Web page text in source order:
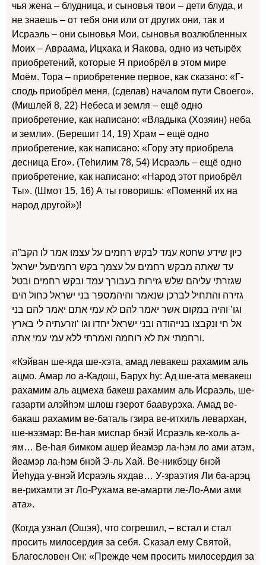
чья жена – блудница, и сыновья твои – дети блуда, и
не знаешь – от тебя они или от других они, так и
Исраэль – они сыновья Мои, сыновья возлюбленных
Моих – Авраама, Ицхака и Яакова, одно из четырёх
приобретений, которые Я приобрёл в этом мире
Моём. Тора – приобретение первое, как сказано: «Г-
сподь приобрёл меня, (сделав) началом пути Своего».
(Мишлей 8, 22) Небеса и земля – ещё одно
приобретение, как написано: «Владыка (Хозяин) неба
и земли». (Берешит 14, 19) Храм – ещё одно
приобретение, как написано: «Гору эту приобрела
десница Его». (Теhилим 78, 54) Исраэль – ещё одно
приобретение, как написано: «Народ этот приобрёл
Ты». (Шмот 15, 16) А ты говоришь: «Поменяй их на
народ другой»)!
כיון שידע שחטא עמד לבקש רחמים על עצמו אמר לו הקב”ה
עד שאתה מבקש רחמים על עצמך בקש רחמיםעל ישראל
שגזרתי עליהם שלש גזירות בעבורך עמד ובקש רחמים ובטל
גזירה והתחיל לברכן שנאמר והיהמספר בני ישראל כחול הים
וגו’ והיה במקום אשר יאמר להם לא עמי אתם יאמר להם בני
אל חי ונקבצו בנייהודה ובני ישראל יחדו וגו ‘וזרעתיה לי בארץ
ורחמתי את לא רוחמה ואמרתי ללא עמי עמי אתה.
«Кэйван ше-яда ше-хэта, амад левакеш рахамим аль
ацмо. Амар ло а-Кадош, Барух hу: Ад ше-ата мевакеш
рахамим аль ацмеха бакеш рахамим аль Исраэль, ше-
газарти алэйhэм шлош гзерот баавурэха. Амад ве-
бакаш рахамим ве-баталь гзира ве-итхиль левархан,
ше-нээмар: Ве-hая миспар бнэй Исраэль ке-холь а-
ям… Ве-hая бимком ашер йеамэр ла-hэм ло ами атэм,
йеамэр ла-hэм бнэй Э-ль Хай. Ве-никбэцу бнэй
Йеhуда у-внэй Исраэль яхдав… У-зраэтия Ли ба-арэц
ве-рихамти эт Ло-Рухама ве-амарти ле-Ло-Ами ами
ата».
(Когда узнал (Ошэя), что согрешил, – встал и стал
просить милосердия за себя. Сказал ему Святой,
Благословен Он: «Прежде чем просить милосердия за